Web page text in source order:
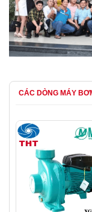
CÁC DÒNG MÁY